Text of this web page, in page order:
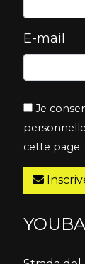
E-mail
Je
cette page: